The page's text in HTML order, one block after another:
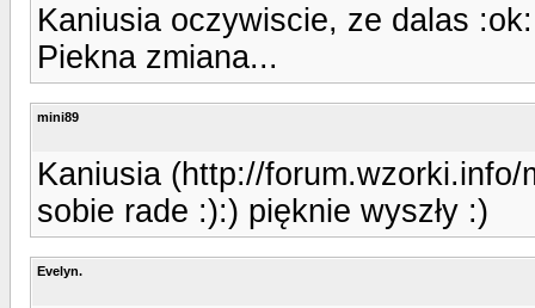
Kaniusia oczywiscie, ze dalas :ok:
Piekna zmiana...
mini89
Kaniusia (http://forum.wzorki.info/
sobie rade :):) pięknie wyszły :)
Evelyn.